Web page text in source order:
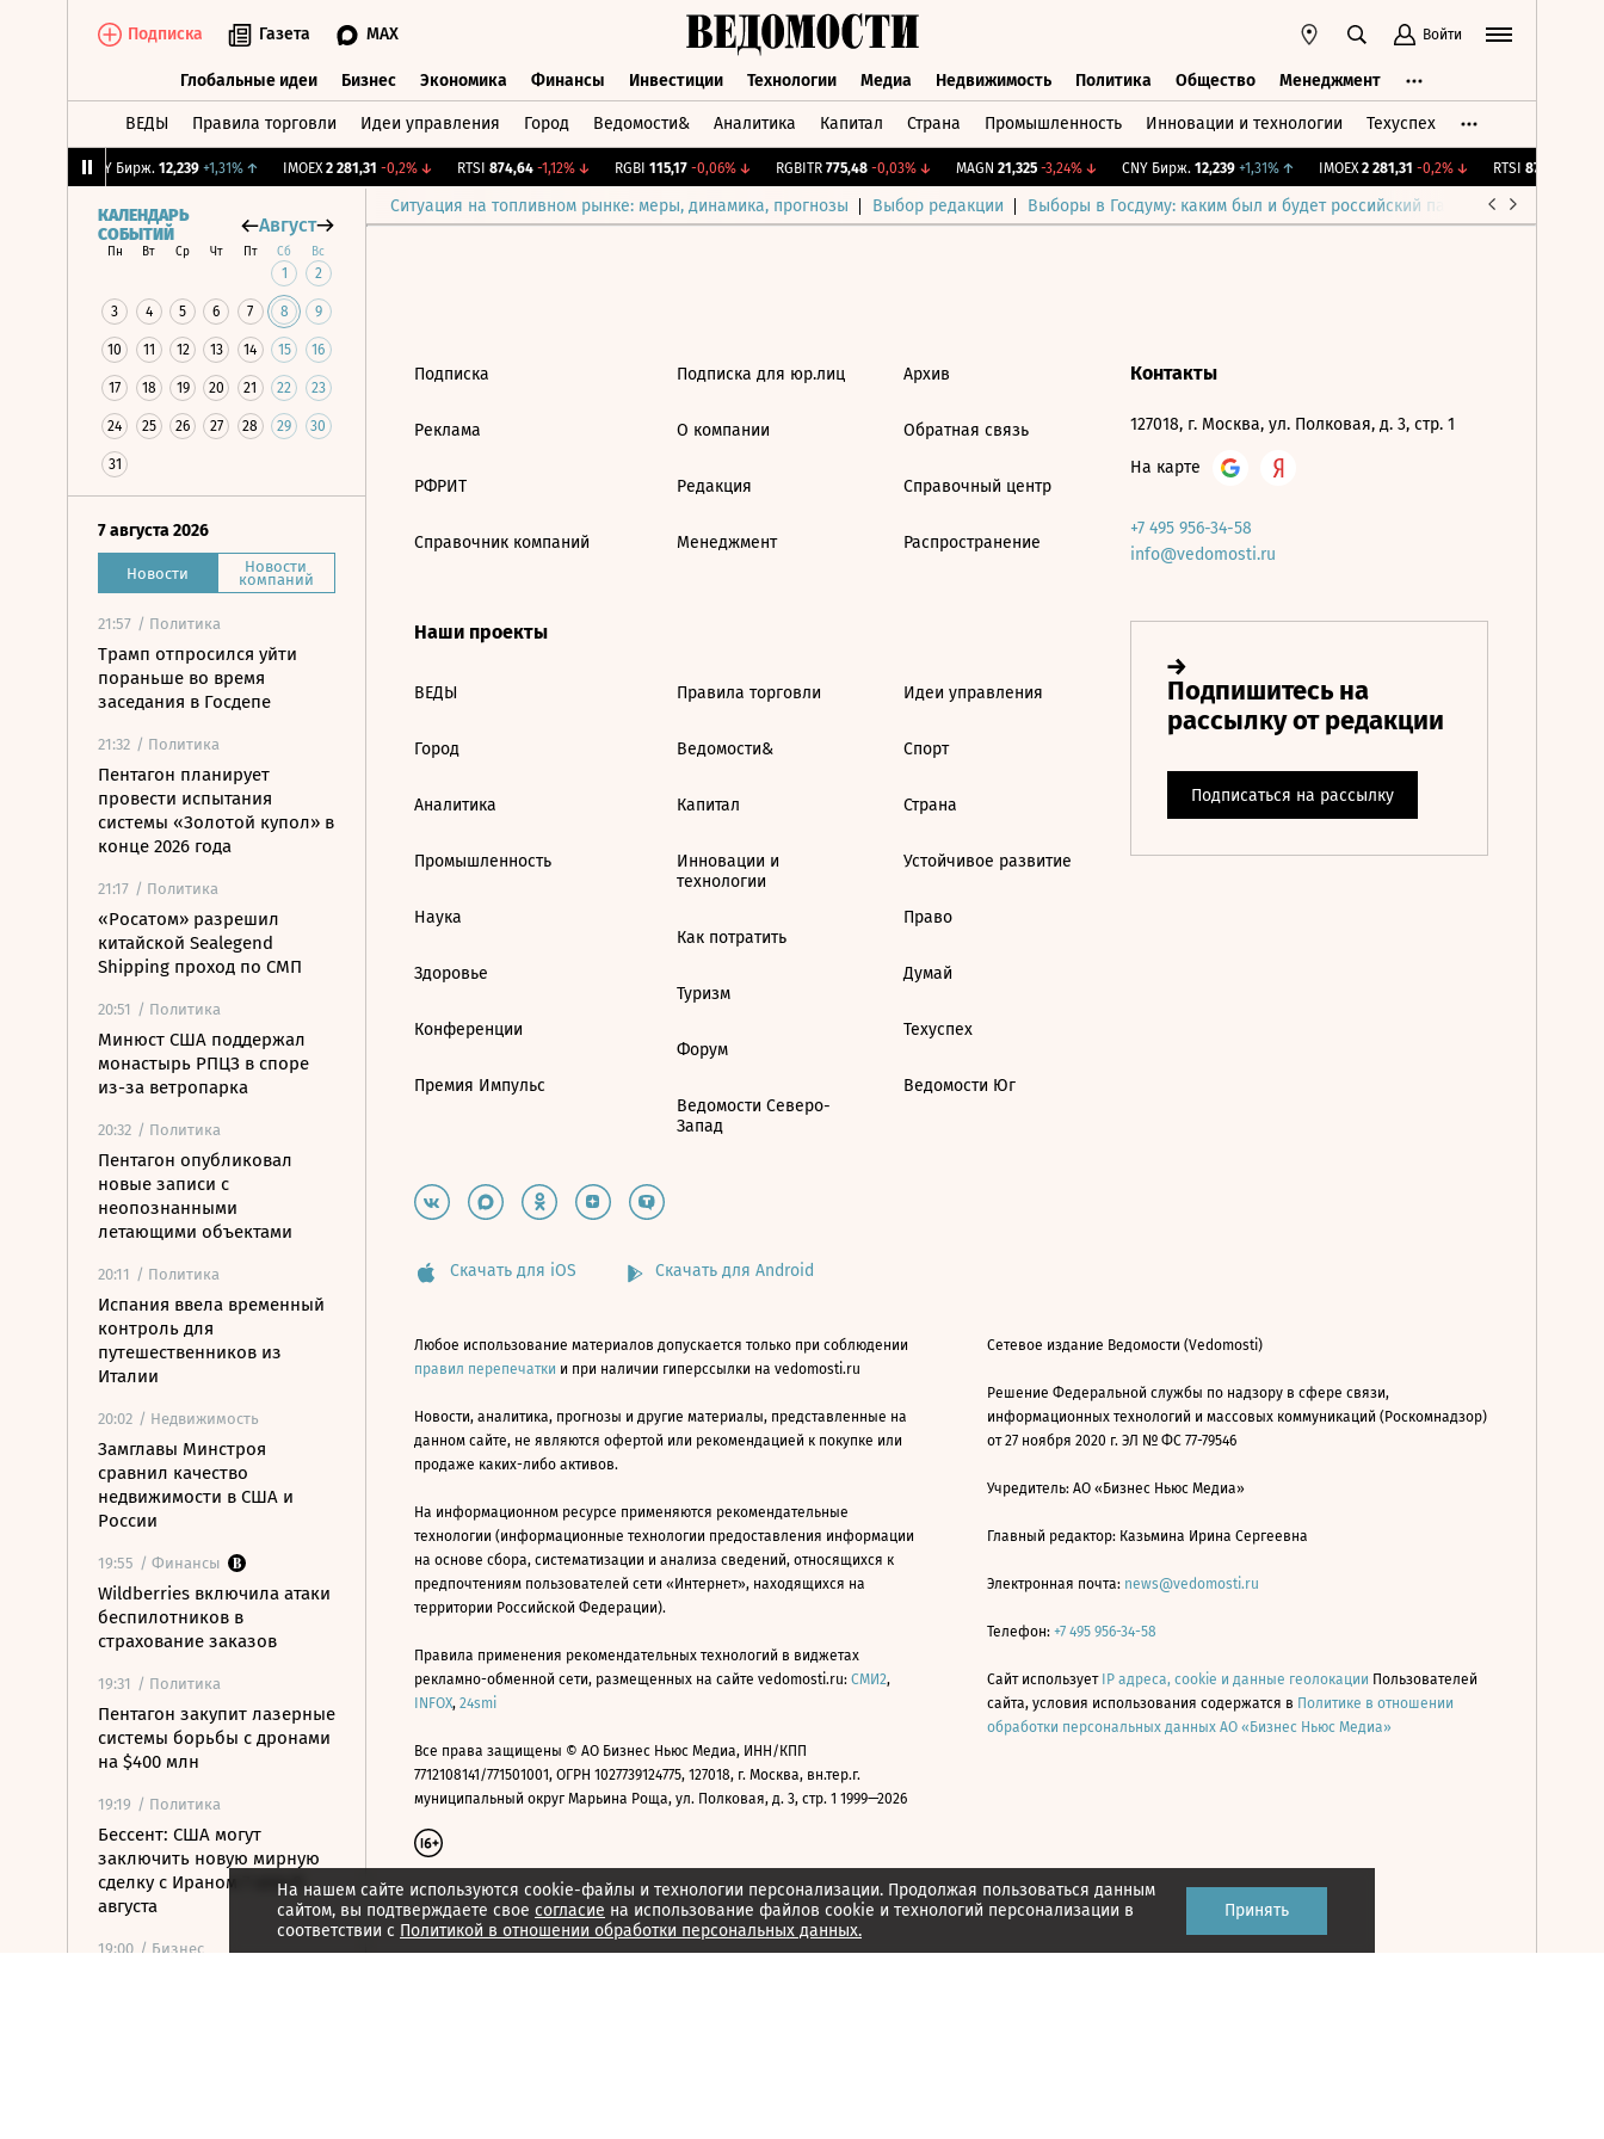
Подписка Газета MAX Войти
Глобальные идеи Бизнес Экономика Финансы Инвестиции Технологии Медиа Недвижимость Политика Общество Менеджмент
ВЕДЫ Правила торговли Идеи управления Город Ведомости& Аналитика Капитал Страна Промышленность Инновации и технологии Техуспех
CNY Бирж. 12,239 +1,31%↑ IMOEX 2 281,31 -0,2%↓ RTSI 874,64 -1,12%↓ RGBI 115,17 -0,06%↓ RGBITR 775,48 -0,03%↓ MAGN 21,325 -3,24%↓ CNY Бирж. 12,239 +1,31%↑ IMOEX 2 281,31 -0,2%↓ RTSI 874,64
Ситуация на топливном рынке: меры, динамика, прогнозы Выбор редакции Выборы в Госдуму: каким был и будет российский парламент
КАЛЕНДАРЬ
СОБЫТИЙ
Август
Пн Вт Ср Чт Пт Сб Вс
1 2
3 4 5 6 7 8 9
10 11 12 13 14 15 16
17 18 19 20 21 22 23
24 25 26 27 28 29 30
31
7 августа 2026
Новости Новости
компаний
21:57 / Политика
Трамп отпросился уйти
пораньше во время
заседания в Госдепе
21:32 / Политика
Пентагон планирует
провести испытания
системы «Золотой купол» в
конце 2026 года
21:17 / Политика
«Росатом» разрешил
китайской Sealegend
Shipping проход по СМП
20:51 / Политика
Минюст США поддержал
монастырь РПЦЗ в споре
из-за ветропарка
20:32 / Политика
Пентагон опубликовал
новые записи с
неопознанными
летающими объектами
20:11 / Политика
Испания ввела временный
контроль для
путешественников из
Италии
20:02 / Недвижимость
Замглавы Минстроя
сравнил качество
недвижимости в США и
России
19:55 / Финансы
Wildberries включила атаки
беспилотников в
страхование заказов
19:31 / Политика
Пентагон закупит лазерные
системы борьбы с дронами
на $400 млн
19:19 / Политика
Бессент: США могут
заключить новую мирную
сделку с Ираном 7 или 8
августа
19:00 / Бизнес
На нашем сайте используются cookie-файлы и технологии персонализации. Продолжая пользоваться данным
сайтом, вы подтверждаете свое согласие на использование файлов cookie и технологий персонализации в
соответствии с Политикой в отношении обработки персональных данных.
Принять
Подписка
Реклама
РФРИТ
Справочник компаний
Подписка для юр.лиц
О компании
Редакция
Менеджмент
Архив
Обратная связь
Справочный центр
Распространение
Наши проекты
ВЕДЫ
Город
Аналитика
Промышленность
Наука
Здоровье
Конференции
Премия Импульс
Правила торговли
Ведомости&
Капитал
Инновации и
технологии
Как потратить
Туризм
Форум
Ведомости Северо-
Запад
Идеи управления
Спорт
Страна
Устойчивое развитие
Право
Думай
Техуспех
Ведомости Юг
Контакты
127018, г. Москва, ул. Полковая, д. 3, стр. 1
На карте
+7 495 956-34-58
info@vedomosti.ru
Скачать для iOS Скачать для Android
Любое использование материалов допускается только при соблюдении
правил перепечатки и при наличии гиперссылки на vedomosti.ru
Новости, аналитика, прогнозы и другие материалы, представленные на
данном сайте, не являются офертой или рекомендацией к покупке или
продаже каких-либо активов.
На информационном ресурсе применяются рекомендательные
технологии (информационные технологии предоставления информации
на основе сбора, систематизации и анализа сведений, относящихся к
предпочтениям пользователей сети «Интернет», находящихся на
территории Российской Федерации).
Правила применения рекомендательных технологий в виджетах
рекламно-обменной сети, размещенных на сайте vedomosti.ru: СМИ2,
INFOX, 24smi
Все права защищены © АО Бизнес Ньюс Медиа, ИНН/КПП
7712108141/771501001, ОГРН 1027739124775, 127018, г. Москва, вн.тер.г.
муниципальный округ Марьина Роща, ул. Полковая, д. 3, стр. 1 1999—2026
Сетевое издание Ведомости (Vedomosti)
Решение Федеральной службы по надзору в сфере связи,
информационных технологий и массовых коммуникаций (Роскомнадзор)
от 27 ноября 2020 г. ЭЛ № ФС 77-79546
Учредитель: АО «Бизнес Ньюс Медиа»
Главный редактор: Казьмина Ирина Сергеевна
Электронная почта: news@vedomosti.ru
Телефон: +7 495 956-34-58
Сайт использует IP адреса, cookie и данные геолокации Пользователей
сайта, условия использования содержатся в Политике в отношении
обработки персональных данных АО «Бизнес Ньюс Медиа»